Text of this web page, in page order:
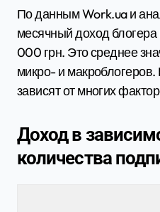
По данным Work.ua и
месячный доход
000 грн. Это среднее
микро- и
зависят от многих
Доход в
количества